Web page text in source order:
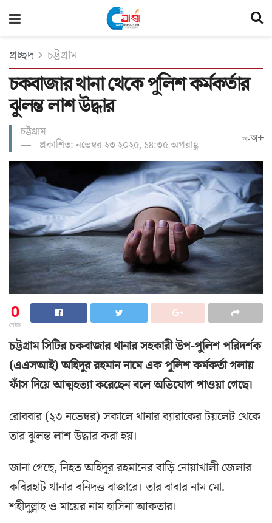
প্রচ্ছদ চট্টগ্রাম
চকবাজার থানা থেকে পুলিশ কর্মকর্তার
ঝুলন্ত লাশ উদ্ধার
চট্টগ্রাম
প্রকাশিত: নভেম্বর ২৩ ২০২৫, ১৪:৩৫ অপরাহ্ণ
অ-অ+
0
শেয়ার
চট্টগ্রাম সিটির চকবাজার থানার সহকারী উপ-পুলিশ পরিদর্শক
(এএসআই) অহিদুর রহমান নামে এক পুলিশ কর্মকর্তা গলায়
ফাঁস দিয়ে আত্মহত্যা করেছেন বলে অভিযোগ পাওয়া গেছে।
রোববার (২৩ নভেম্বর) সকালে থানার ব্যারাকের টয়লেট থেকে
তার ঝুলন্ত লাশ উদ্ধার করা হয়।
জানা গেছে, নিহত অহিদুর রহমানের বাড়ি নোয়াখালী জেলার
কবিরহাট থানার বনিদত্ত বাজারে। তার বাবার নাম মো.
শহীদুল্লাহ ও মায়ের নাম হাসিনা আকতার।